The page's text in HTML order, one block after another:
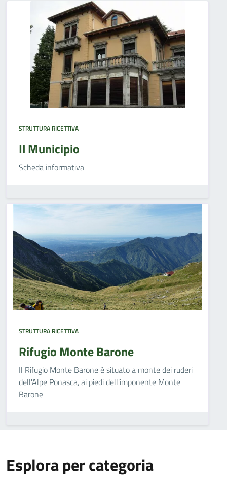
STRUTTURA RICETTIVA
Il Municipio
Scheda informativa
STRUTTURA RICETTIVA
Rifugio Monte Barone
Il Rifugio Monte Barone è situato a monte dei ruderi
dell'Alpe Ponasca, ai piedi dell'imponente Monte
Barone
Esplora per categoria